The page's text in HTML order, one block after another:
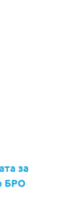
за
БРО